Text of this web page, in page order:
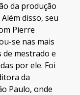
da produção
disso, seu
Pierre
se nas mais
de mestrado e
por ele. Foi
da
Paulo, onde